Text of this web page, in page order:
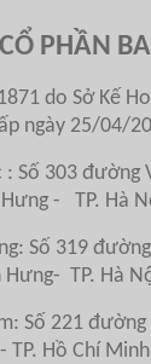
PHẦN
do Sở Kế
ngày 25/04/
Số 303 đường
Hưng - TP. Hà
Số 319
Hưng- TP. Hà
: Số 221 đường
TP. Hồ Chí Minh